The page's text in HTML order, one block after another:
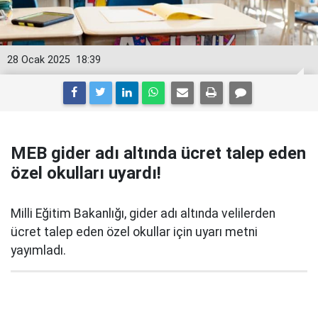
18:39
28 Ocak 2025
MEB gider adı altında ücret talep eden
özel okulları uyardı!
Milli Eğitim Bakanlığı, gider adı altında velilerden
ücret talep eden özel okullar için uyarı metni
yayımladı.